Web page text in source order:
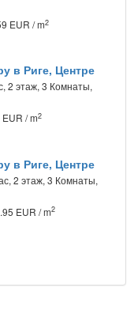
EUR / m2
в Риге, Центре
2 этаж, 3 Комнаты,
/ m2
в Риге, Центре
2 этаж, 3 Комнаты,
EUR / m2